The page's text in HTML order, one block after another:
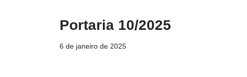
Portaria 10/2025
6 de janeiro de 2025